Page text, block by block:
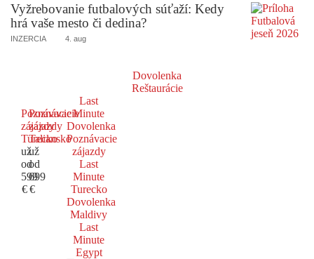
Vyžrebovanie futbalových súťaží: Kedy
hrá vaše mesto či dedina?
INZERCIA 4. aug
Dovolenka
Reštaurácie
Poznávacie
zájazdy
Turecko
už
od
599
€
Poznávacie
zájazdy
Taliansko
už
od
699
€
Last
Minute
Dovolenka
Poznávacie
zájazdy
Last
Minute
Turecko
Dovolenka
Maldivy
Last
Minute
Egypt